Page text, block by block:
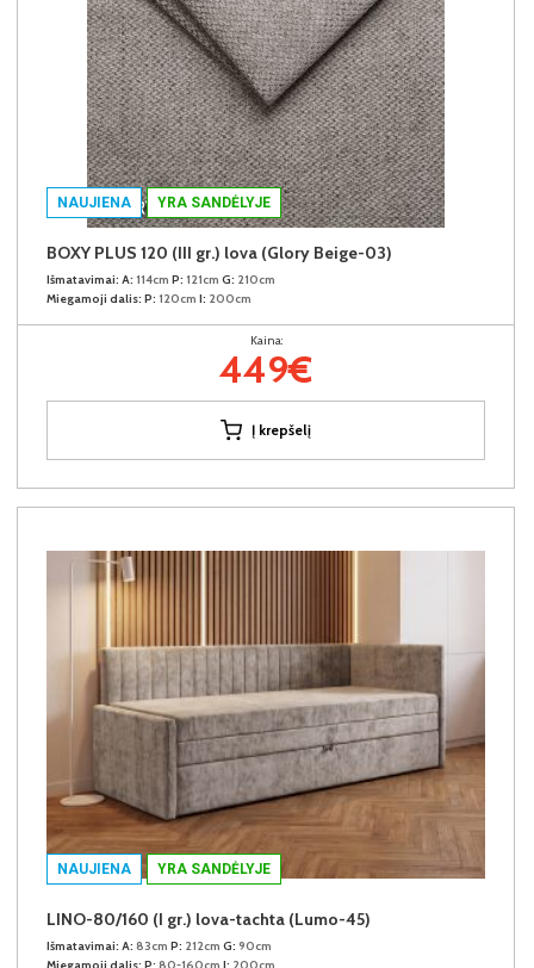
NAUJIENA YRA SANDĖLYJE
BOXY PLUS 120 (III gr.) lova (Glory Beige-03)
Išmatavimai: A: 114cm P: 121cm G: 210cm
Miegamoji dalis: P: 120cm I: 200cm
Kaina:
449€
Į krepšelį
NAUJIENA YRA SANDĖLYJE
LINO-80/160 (I gr.) lova-tachta (Lumo-45)
Išmatavimai: A: 83cm P: 212cm G: 90cm
Miegamoji dalis: P: 80-160cm I: 200cm